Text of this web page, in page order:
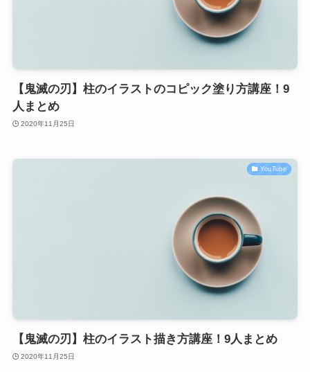
【鬼滅の刃】柱のイラストのコピック塗り方講座！9
人まとめ
2020年11月25日
YouTube
【鬼滅の刃】柱のイラスト描き方講座！9人まとめ
2020年11月25日